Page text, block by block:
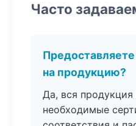
Часто
на продукцию?
Да, вся продукция
необходимые